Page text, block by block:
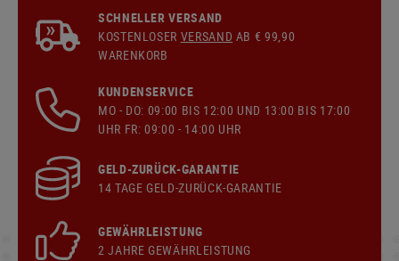
SCHNELLER VERSAND
KOSTENLOSER VERSAND AB € 99,90
WARENKORB
KUNDENSERVICE
MO - DO: 09:00 BIS 12:00 UND 13:00 BIS 17:00
UHR FR: 09:00 - 14:00 UHR
GELD-ZURÜCK-GARANTIE
14 TAGE GELD-ZURÜCK-GARANTIE
GEWÄHRLEISTUNG
2 JAHRE GEWÄHRLEISTUNG